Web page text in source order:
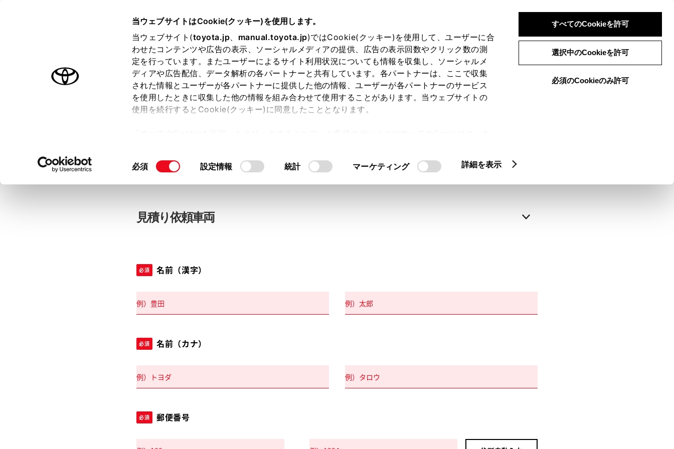
当ウェブサイトはCookie(クッキー)を使用します。
当ウェブサイト(toyota.jp、 manual.toyota.jp)ではCookie(クッキー)を使用して、ユーザーに合
わせたコンテンツや広告の表示、ソーシャルメディアの提供、広告の表示回数やクリック数の測
定を行っています。またユーザーによるサイト利用状況についても情報を収集し、ソーシャルメ
ディアや広告配信、データ解析の各パートナーと共有しています。各パートナーは、ここで収集
された情報とユーザーが各パートナーに提供した他の情報、ユーザーが各パートナーのサービス
を使用したときに収集した他の情報を組み合わせて使用することがあります。当ウェブサイトの
使用を続行するとCookie(クッキー)に同意したこととなります。
て」をご覧ください。
同
択
必須 設定情報 統計 マーケティング 詳細を表示
すべてのCookieを許可
選択中のCookieを許可
必須のCookieのみ許可
は必須です。中古車：見積り依頼
お客さま情報の入力 入力内容のご確認
ログインして自動入力
見積り依頼車両
必須 名前（漢字）
必須 名前（カナ）
必須 郵便番号